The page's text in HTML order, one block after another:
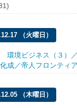
（火曜日）
環境ビジネス（３）
成／帝人フロンティア
（木曜日）